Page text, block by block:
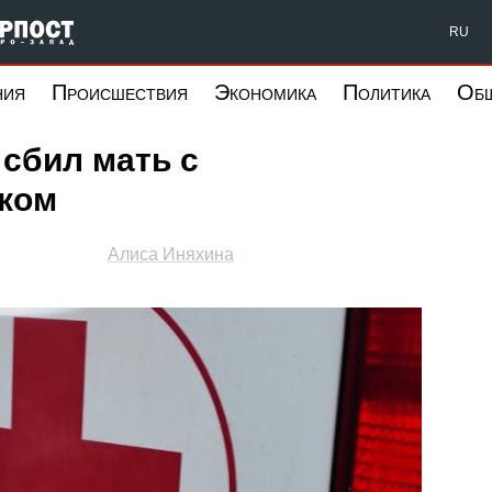
Форпост Северо-Запад RU
Происшествия Экономика Политика
мать с
Алиса Иняхина